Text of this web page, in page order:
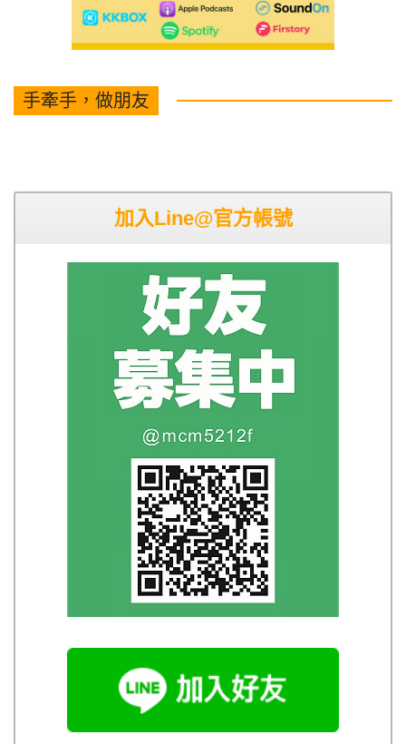
手牽手，做朋友
加入Line@官方帳號